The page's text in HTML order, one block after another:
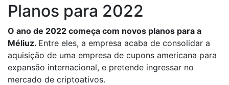
Planos para 2022
O ano de 2022 começa com novos planos para a
Méliuz. Entre eles, a empresa acaba de consolidar a
aquisição de uma empresa de cupons americana para
expansão internacional, e pretende ingressar no
mercado de criptoativos.